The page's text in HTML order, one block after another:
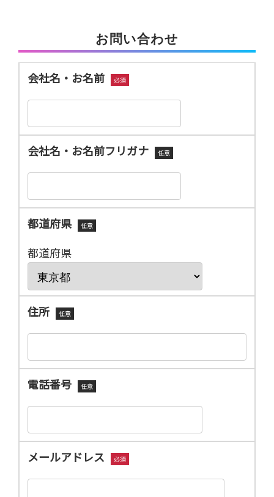
お問い合わせ
会社名・お名前 必須
会社名・お名前フリガナ 任意
都道府県 任意
都道府県
住所 任意
電話番号 任意
メールアドレス 必須